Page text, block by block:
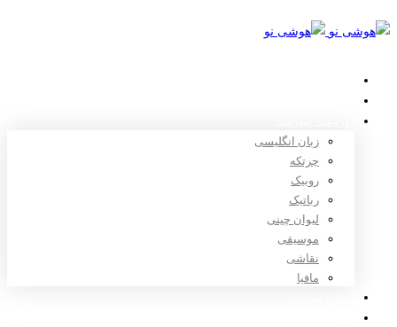
زبان انگلیسی
چرتکه
روبیک
رباتیک
لیوان چینی
موسیقی
نقاشی
مافیا